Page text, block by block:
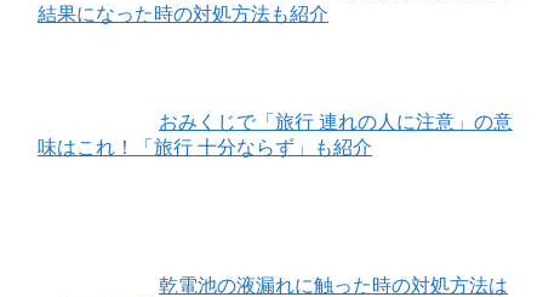
結果になった時の対処方法も紹介
おみくじで「旅行 連れの人に注意」の意
味はこれ！「旅行 十分ならず」も紹介
乾電池の液漏れに触った時の対処方法は